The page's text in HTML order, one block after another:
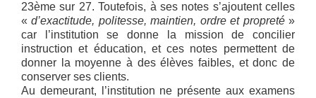
23ème sur 27. Toutefois, à ses notes s’ajoutent celles
«d’exactitude, politesse, maintien, ordre et propreté»
car l’institution se donne la mission de concilier
instruction et éducation, et ces notes permettent de
donner la moyenne à des élèves faibles, et donc de
conserver ses clients.
Au demeurant, l’institution ne présente aux examens